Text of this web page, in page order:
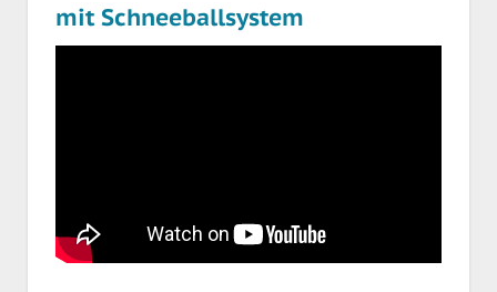
mit Schneeballsystem